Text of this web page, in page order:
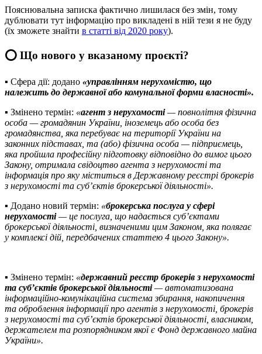
Пояснювальна записка фактично лишилася без змін, тому
дублювати тут інформацію про викладені в ній тези я не буду
(їх зможете знайти в статті від 2020 року).
⭕️ Що нового у вказаному проєкті?
▪️ Сфера дії: додано «управлінням нерухомістю, що
належить до державної або комунальної форми власності».
▪️ Змінено термін: «агент з нерухомості— повнолітня фізична
особа — громадянин України, іноземець або особа без
громадянства, яка перебуває на території України на
законних підставах, та (або) фізична особа — підприємець,
яка пройшла професійну підготовку відповідно до вимог цього
Закону, отримала свідоцтво агента з нерухомості та
інформація про яку міститься в Державному реєстрі брокерів
з нерухомості та суб’єктів брокерської діяльності».
▪️ Додано новий термін: «брокерська послуга у сфері
нерухомості— це послуга, що надається суб’єктами
брокерської діяльності, визначеними цим Законом, яка полягає
у комплексі дій, передбачених статтею 4 цього Закону».
▪️ Змінено термін: «державний реєстр брокерів з нерухомості
та суб’єктів брокерської діяльності— автоматизована
інформаційно-комунікаційна система збирання, накопичення
та оброблення інформації про агентів з нерухомості, брокерів
з нерухомості та суб’єктів брокерської діяльності, власником,
держателем та розпорядником якої є Фонд державного майна
України».